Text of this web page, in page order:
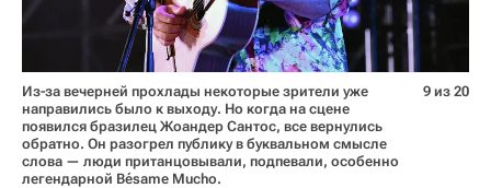
Из-за вечерней прохлады некоторые зрители уже
направились было к выходу. Но когда на сцене
появился бразилец Жоандер Сантос, все вернулись
обратно. Он разогрел публику в буквальном смысле
слова — люди пританцовывали, подпевали, особенно
легендарной Bésame Mucho.
9 из 20